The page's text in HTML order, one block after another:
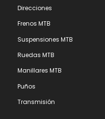
Direcciones
Frenos MTB
Suspensiones MTB
Ruedas MTB
Manillares MTB
Puños
Transmisión